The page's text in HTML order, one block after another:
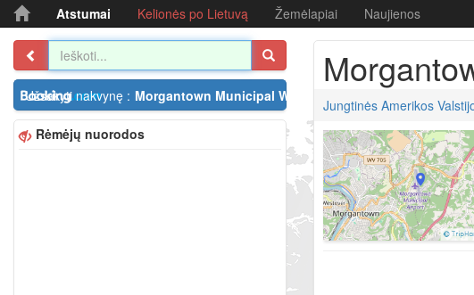
Atstumai Kelionės po Lietuvą Žemėlapiai Naujienos
Užsakyti nakvynę : Morgantown Municipal Walter L. Bill Hart Field
Rėmėjų nuorodos
Jungtinės Amerikos